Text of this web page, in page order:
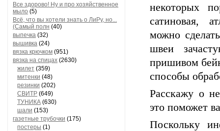
Все здорово! Ну и про хозяйственное
мыло (5)
Всё, что вы хотели знать о ЛиРу, но...
(Самый полн (40)
выпечка (32)
вышивка (24)
вязка крючком (951)
вязка на спицах (2630)
жилет (359)
митенки (48)
резинки (202)
СВИТР (649)
ТУНИКА (630)
шали (153)
газетные трубочки (175)
постеры (1)
некоторых
сатиновая,
можно
швеи
пришивом
способы
Расскажу о
это поможет
Поскольку